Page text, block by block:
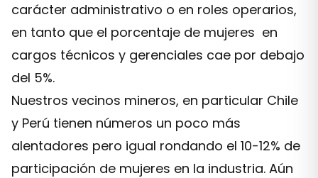
carácter administrativo o en roles operarios,
en tanto que el porcentaje de mujeres en
cargos técnicos y gerenciales cae por debajo
del 5%.
Nuestros vecinos mineros, en particular Chile
y Perú tienen números un poco más
alentadores pero igual rondando el 10-12% de
participación de mujeres en la industria. Aún